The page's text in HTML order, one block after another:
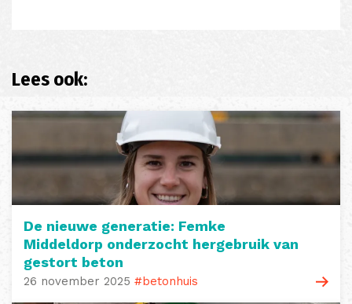
Lees ook:
De nieuwe generatie: Femke
Middeldorp onderzocht hergebruik van
gestort beton
26 november 2025 #betonhuis